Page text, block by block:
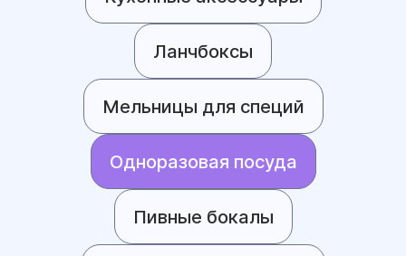
Ланчбоксы
Мельницы для специй
Одноразовая посуда
Пивные бокалы